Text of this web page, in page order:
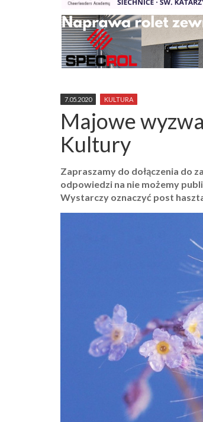
7.05.2020 KULTURA
Majowe
Kultury
Zapraszamy do dołączenia do
odpowiedzi na nie możemy
Wystarczy oznaczyć post